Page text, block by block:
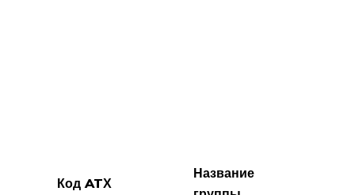
Код ATХ
Название